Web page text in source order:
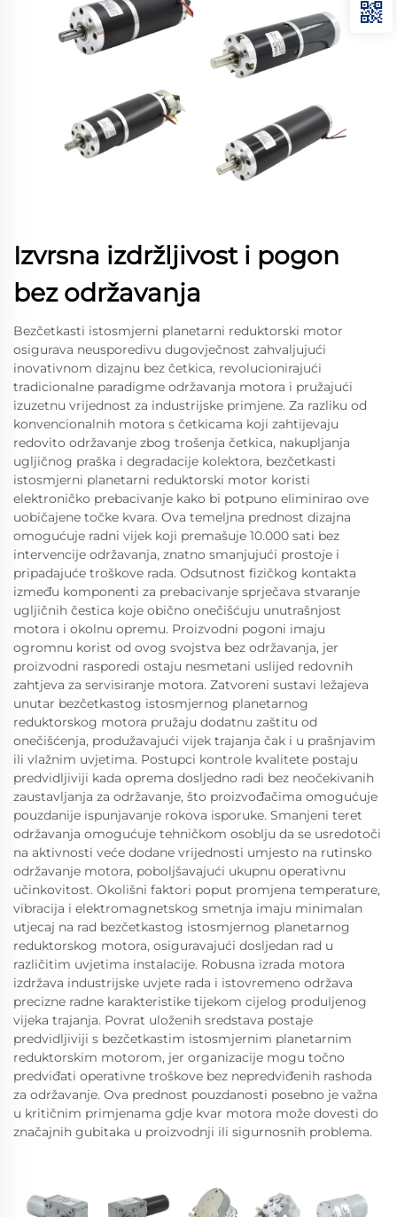
Izvrsna izdržljivost i pogon
bez održavanja
Bezčetkasti istosmjerni planetarni reduktorski motor
osigurava neusporedivu dugovječnost zahvaljujući
inovativnom dizajnu bez četkica, revolucionirajući
tradicionalne paradigme održavanja motora i pružajući
izuzetnu vrijednost za industrijske primjene. Za razliku od
konvencionalnih motora s četkicama koji zahtijevaju
redovito održavanje zbog trošenja četkica, nakupljanja
ugljičnog praška i degradacije kolektora, bezčetkasti
istosmjerni planetarni reduktorski motor koristi
elektroničko prebacivanje kako bi potpuno eliminirao ove
uobičajene točke kvara. Ova temeljna prednost dizajna
omogućuje radni vijek koji premašuje 10.000 sati bez
intervencije održavanja, znatno smanjujući prostoje i
pripadajuće troškove rada. Odsutnost fizičkog kontakta
između komponenti za prebacivanje sprječava stvaranje
ugljičnih čestica koje obično onečišćuju unutrašnjost
motora i okolnu opremu. Proizvodni pogoni imaju
ogromnu korist od ovog svojstva bez održavanja, jer
proizvodni rasporedi ostaju nesmetani uslijed redovnih
zahtjeva za servisiranje motora. Zatvoreni sustavi ležajeva
unutar bezčetkastog istosmjernog planetarnog
reduktorskog motora pružaju dodatnu zaštitu od
onečišćenja, produžavajući vijek trajanja čak i u prašnjavim
ili vlažnim uvjetima. Postupci kontrole kvalitete postaju
predvidljiviji kada oprema dosljedno radi bez neočekivanih
zaustavljanja za održavanje, što proizvođačima omogućuje
pouzdanije ispunjavanje rokova isporuke. Smanjeni teret
održavanja omogućuje tehničkom osoblju da se usredotoči
na aktivnosti veće dodane vrijednosti umjesto na rutinsko
održavanje motora, poboljšavajući ukupnu operativnu
učinkovitost. Okolišni faktori poput promjena temperature,
vibracija i elektromagnetskog smetnja imaju minimalan
utjecaj na rad bezčetkastog istosmjernog planetarnog
reduktorskog motora, osiguravajući dosljedan rad u
različitim uvjetima instalacije. Robusna izrada motora
izdržava industrijske uvjete rada i istovremeno održava
precizne radne karakteristike tijekom cijelog produljenog
vijeka trajanja. Povrat uloženih sredstava postaje
predvidljiviji s bezčetkastim istosmjernim planetarnim
reduktorskim motorom, jer organizacije mogu točno
predviđati operativne troškove bez nepredviđenih rashoda
za održavanje. Ova prednost pouzdanosti posebno je važna
u kritičnim primjenama gdje kvar motora može dovesti do
značajnih gubitaka u proizvodnji ili sigurnosnih problema.